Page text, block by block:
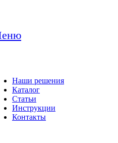
Наши решения
Каталог
Статьи
Инструкции
Контакты